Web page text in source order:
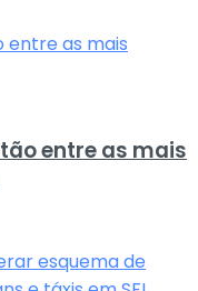
entre as mais